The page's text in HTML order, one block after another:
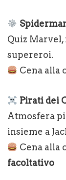
Quiz
supereroi.
Cena alla
Pirati dei
Atmosfera
insieme a
Cena alla
facoltativo